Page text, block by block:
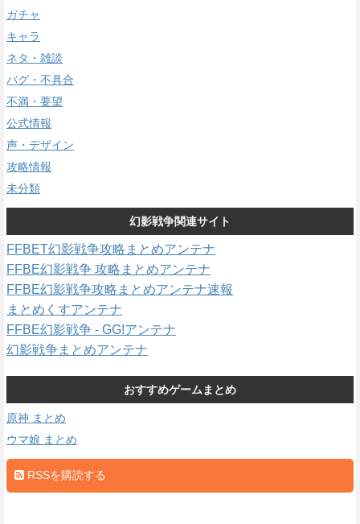
ガチャ
キャラ
ネタ・雑談
バグ・不具合
不満・要望
公式情報
声・デザイン
攻略情報
未分類
幻影戦争関連サイト
FFBET幻影戦争攻略まとめアンテナ
FFBE幻影戦争 攻略まとめアンテナ
FFBE幻影戦争攻略まとめアンテナ速報
まとめくすアンテナ
FFBE幻影戦争 - GG!アンテナ
幻影戦争まとめアンテナ
おすすめゲームまとめ
原神 まとめ
ウマ娘 まとめ
RSSを購読する